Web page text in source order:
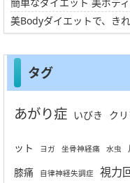
美Bodyダイエットで、き
タグ
あがり症 いびき ク
ット ヨガ 坐骨神経痛 水虫
膝痛 自律神経失調症 視力